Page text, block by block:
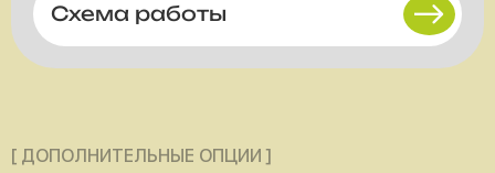
Схема работы
[ ДОПОЛНИТЕЛЬНЫЕ ОПЦИИ ]